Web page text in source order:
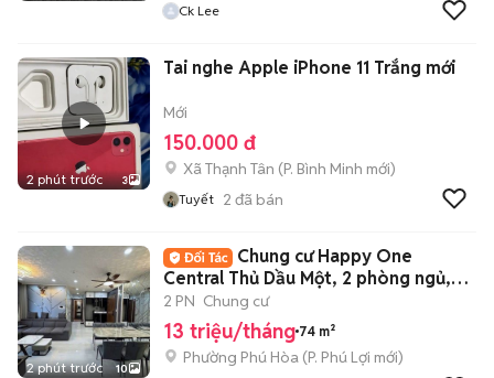
Ck Lee
2 phút trước 3
Tai nghe Apple iPhone 11 Trắng mới
Mới
150.000 đ
Xã Thạnh Tân (P. Bình Minh mới)
Tuyết 2 đã bán
2 phút trước 10
Chung cư Happy One
Central Thủ Dầu Một, 2 phòng ngủ,
Full nội thất
2 PN Chung cư
13 triệu/tháng 74 m²
Phường Phú Hòa (P. Phú Lợi mới)